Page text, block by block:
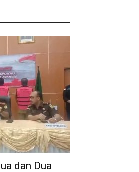
dan Dua